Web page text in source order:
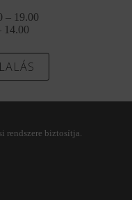
– 19.00
14.00
rendszere biztosítja.